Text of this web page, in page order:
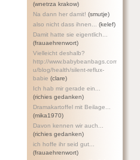
(wnetrza krakow)
Na dann her damit! (smutje)
also nicht dass ihnen...
(kelef)
Damit hatte sie eigentlich...
(frauaehrenwort)
Vielleicht deshalb?
http://www.babybeanbags.com.a
u/blog/health/silent-reflux-
babie (clare)
Ich hab mir gerade ein...
(richies gedanken)
Dramakartoffel mit Beilage...
(mika1970)
Davon kennen wir auch...
(richies gedanken)
ich hoffe ihr seid gut...
(frauaehrenwort)